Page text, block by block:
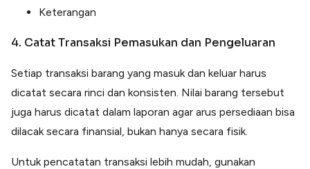
Keterangan
4. Catat Transaksi Pemasukan dan Pengeluaran
Setiap transaksi barang yang masuk dan keluar harus
dicatat secara rinci dan konsisten. Nilai barang tersebut
juga harus dicatat dalam laporan agar arus persediaan bisa
dilacak secara finansial, bukan hanya secara fisik.
Untuk pencatatan transaksi lebih mudah, gunakan